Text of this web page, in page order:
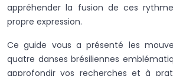
appréhender la fusion de ces
propre expression.
Ce guide vous a présenté les
quatre danses brésiliennes
approfondir vos recherches et à